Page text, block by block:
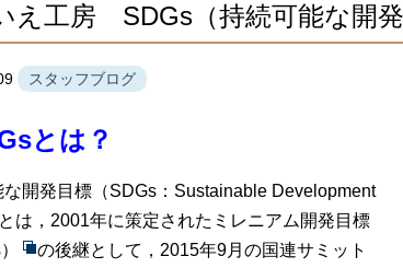
え工房 SDGs（持続可能な開
スタッフブログ
とは？
開発目標（SDGs： Sustainable Development
は，2001年に策定された ミレニアム開発目標
の後継として，2015年9月の国連サミット